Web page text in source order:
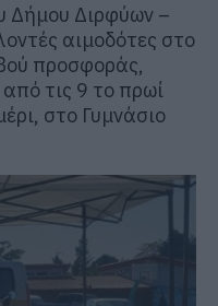
Δήμου Διρφύων –
αιμοδότες στο
προσφοράς,
τις 9 το πρωί
στο Γυμνάσιο